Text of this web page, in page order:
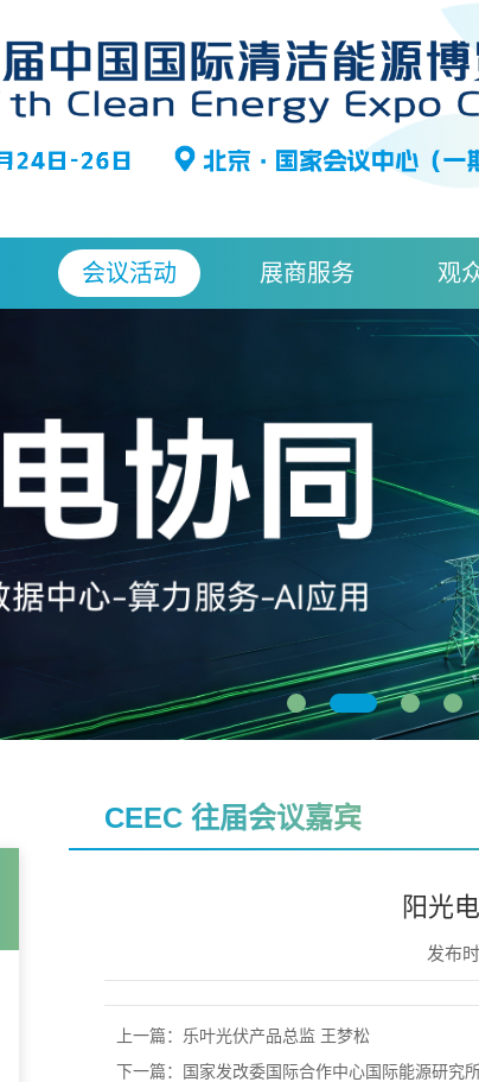
会议活动 展商服务 观
CEEC 往届会议嘉宾
阳光
发布
上一篇： 乐叶光伏产品总监 王梦松
下一篇： 国家发改委国际合作中心国际能源研究